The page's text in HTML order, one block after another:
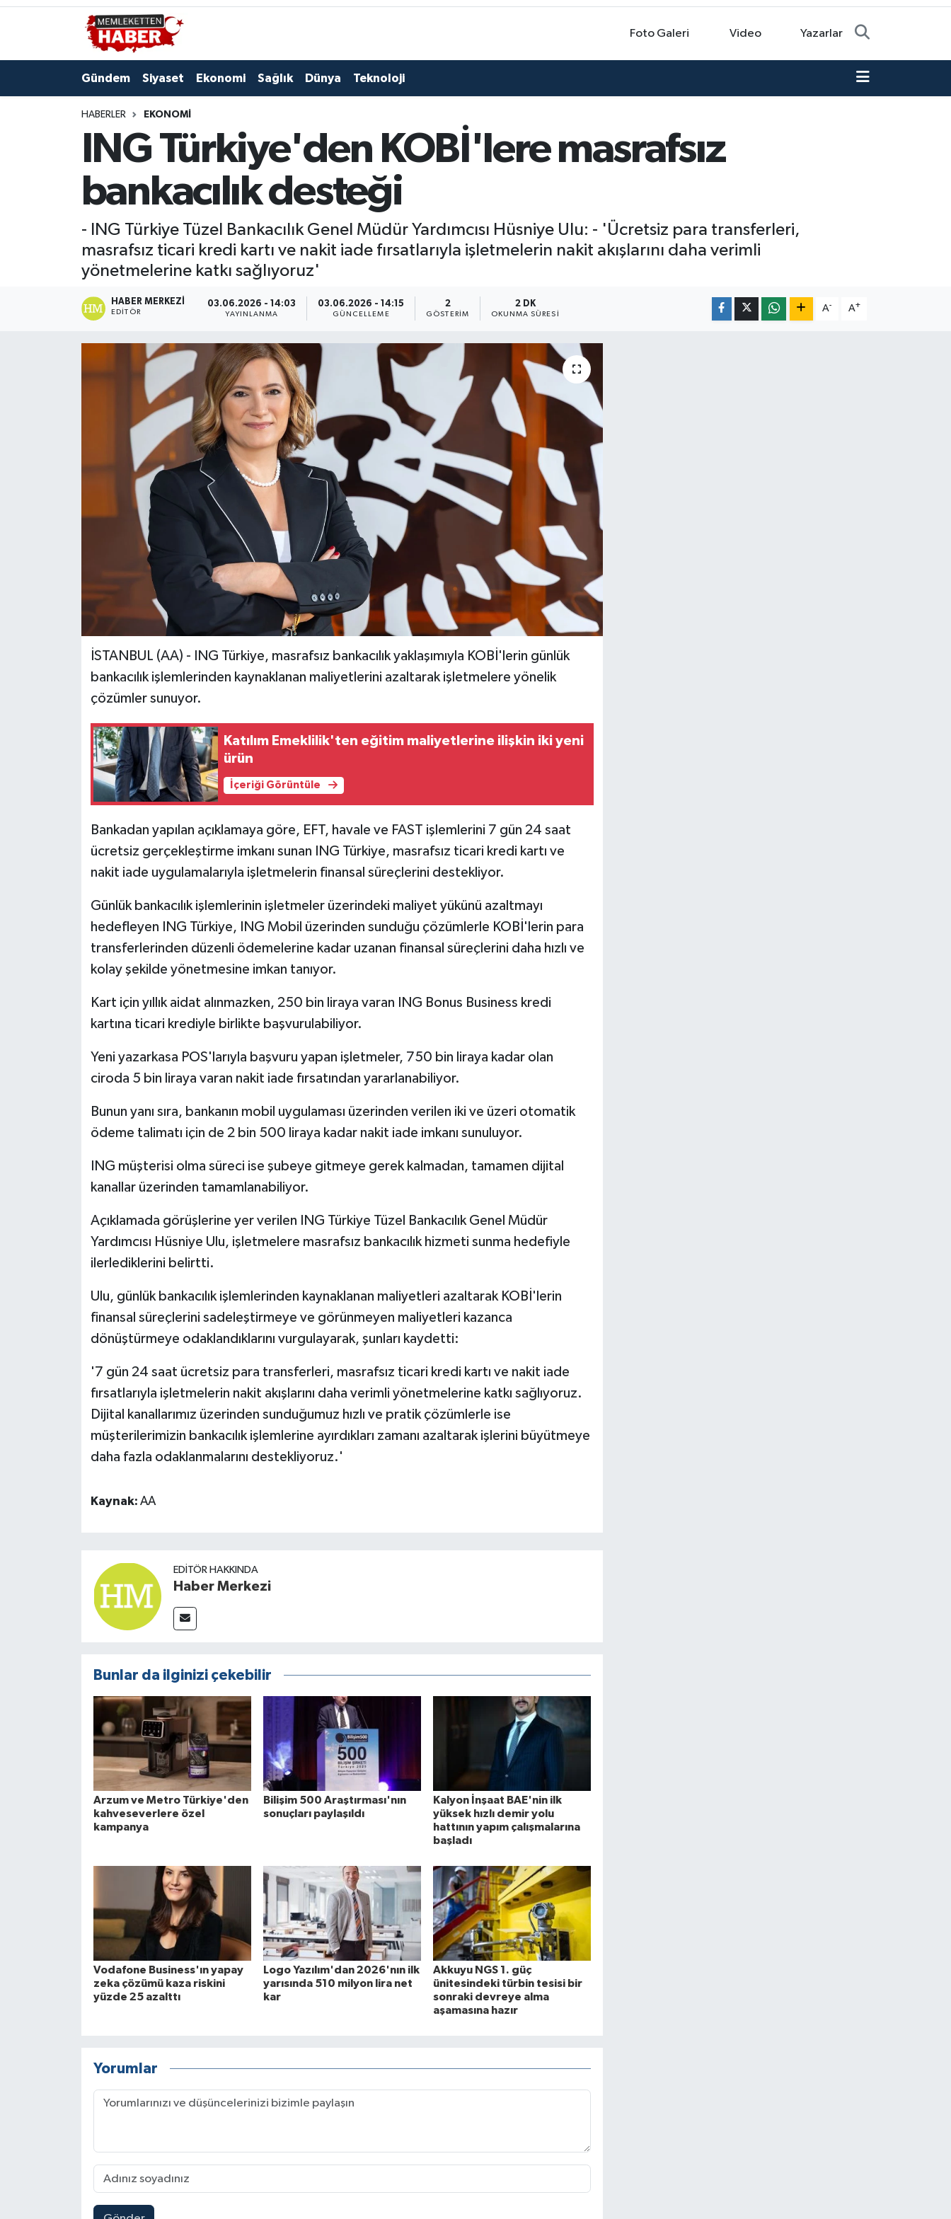
Foto Galeri Video Yazarlar
Gündem Siyaset Ekonomi Sağlık Dünya Teknoloji
HABERLER EKONOMI
ING Türkiye'den KOBİ'lere masrafsız
bankacılık desteği
- ING Türkiye Tüzel Bankacılık Genel Müdür Yardımcısı Hüsniye Ulu: - 'Ücretsiz para transferleri,
masrafsız ticari kredi kartı ve nakit iade fırsatlarıyla işletmelerin nakit akışlarını daha verimli
yönetmelerine katkı sağlıyoruz'
HABER MERKEZI
EDITÖR
03.06.2026 - 14:03
YAYINLANMA
03.06.2026 - 14:15
GÜNCELLEME
2
GÖSTERIM
2 DK
OKUNMA SÜRESI
A- A+
İSTANBUL (AA) - ING Türkiye, masrafsız bankacılık yaklaşımıyla KOBİ'lerin günlük
bankacılık işlemlerinden kaynaklanan maliyetlerini azaltarak işletmelere yönelik
çözümler sunuyor.
Katılım Emeklilik'ten eğitim maliyetlerine ilişkin iki yeni
ürün
İçeriği Görüntüle
Bankadan yapılan açıklamaya göre, EFT, havale ve FAST işlemlerini 7 gün 24 saat
ücretsiz gerçekleştirme imkanı sunan ING Türkiye, masrafsız ticari kredi kartı ve
nakit iade uygulamalarıyla işletmelerin finansal süreçlerini destekliyor.
Günlük bankacılık işlemlerinin işletmeler üzerindeki maliyet yükünü azaltmayı
hedefleyen ING Türkiye, ING Mobil üzerinden sunduğu çözümlerle KOBİ'lerin para
transferlerinden düzenli ödemelerine kadar uzanan finansal süreçlerini daha hızlı ve
kolay şekilde yönetmesine imkan tanıyor.
Kart için yıllık aidat alınmazken, 250 bin liraya varan ING Bonus Business kredi
kartına ticari krediyle birlikte başvurulabiliyor.
Yeni yazarkasa POS'larıyla başvuru yapan işletmeler, 750 bin liraya kadar olan
ciroda 5 bin liraya varan nakit iade fırsatından yararlanabiliyor.
Bunun yanı sıra, bankanın mobil uygulaması üzerinden verilen iki ve üzeri otomatik
ödeme talimatı için de 2 bin 500 liraya kadar nakit iade imkanı sunuluyor.
ING müşterisi olma süreci ise şubeye gitmeye gerek kalmadan, tamamen dijital
kanallar üzerinden tamamlanabiliyor.
Açıklamada görüşlerine yer verilen ING Türkiye Tüzel Bankacılık Genel Müdür
Yardımcısı Hüsniye Ulu, işletmelere masrafsız bankacılık hizmeti sunma hedefiyle
ilerlediklerini belirtti.
Ulu, günlük bankacılık işlemlerinden kaynaklanan maliyetleri azaltarak KOBİ'lerin
finansal süreçlerini sadeleştirmeye ve görünmeyen maliyetleri kazanca
dönüştürmeye odaklandıklarını vurgulayarak, şunları kaydetti:
'7 gün 24 saat ücretsiz para transferleri, masrafsız ticari kredi kartı ve nakit iade
fırsatlarıyla işletmelerin nakit akışlarını daha verimli yönetmelerine katkı sağlıyoruz.
Dijital kanallarımız üzerinden sunduğumuz hızlı ve pratik çözümlerle ise
müşterilerimizin bankacılık işlemlerine ayırdıkları zamanı azaltarak işlerini büyütmeye
daha fazla odaklanmalarını destekliyoruz.'
Kaynak: AA
EDITÖR HAKKINDA
Haber Merkezi
Bunlar da ilginizi çekebilir
Arzum ve Metro Türkiye'den
kahveseverlere özel
kampanya
Bilişim 500 Araştırması'nın
sonuçları paylaşıldı
Kalyon İnşaat BAE'nin ilk
yüksek hızlı demir yolu
hattının yapım çalışmalarına
başladı
Vodafone Business'ın yapay
zeka çözümü kaza riskini
yüzde 25 azalttı
Logo Yazılım'dan 2026'nın ilk
yarısında 510 milyon lira net
kar
Akkuyu NGS 1. güç
ünitesindeki türbin tesisi bir
sonraki devreye alma
aşamasına hazır
Yorumlar